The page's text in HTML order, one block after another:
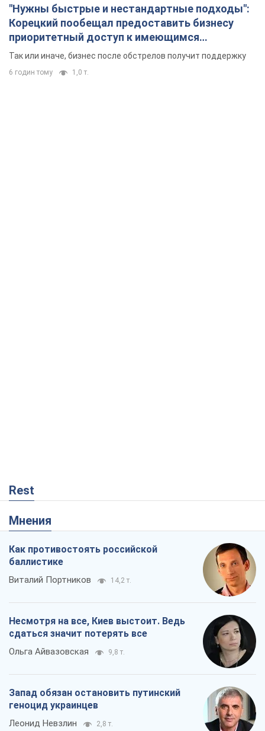
"Нужны быстрые и нестандартные подходы":
Корецкий пообещал предоставить бизнесу
приоритетный доступ к имеющимся
складским помещениям
Так или иначе, бизнес после обстрелов получит поддержку
6 годин тому 1,0 т.
Rest
Мнения
Как противостоять российской
баллистике
Виталий Портников 14,2 т.
Несмотря на все, Киев выстоит. Ведь
сдаться значит потерять все
Ольга Айвазовская 9,8 т.
Запад обязан остановить путинский
геноцид украинцев
Леонид Невзлин 2,8 т.